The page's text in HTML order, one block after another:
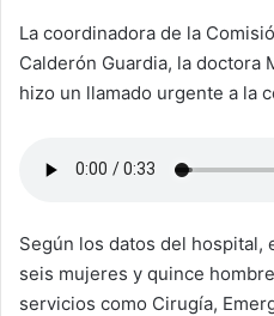
La coordinadora de la
Calderón Guardia, la doctora
hizo un llamado urgente a la
Según los datos del hospital,
seis mujeres y quince
servicios como Cirugía,